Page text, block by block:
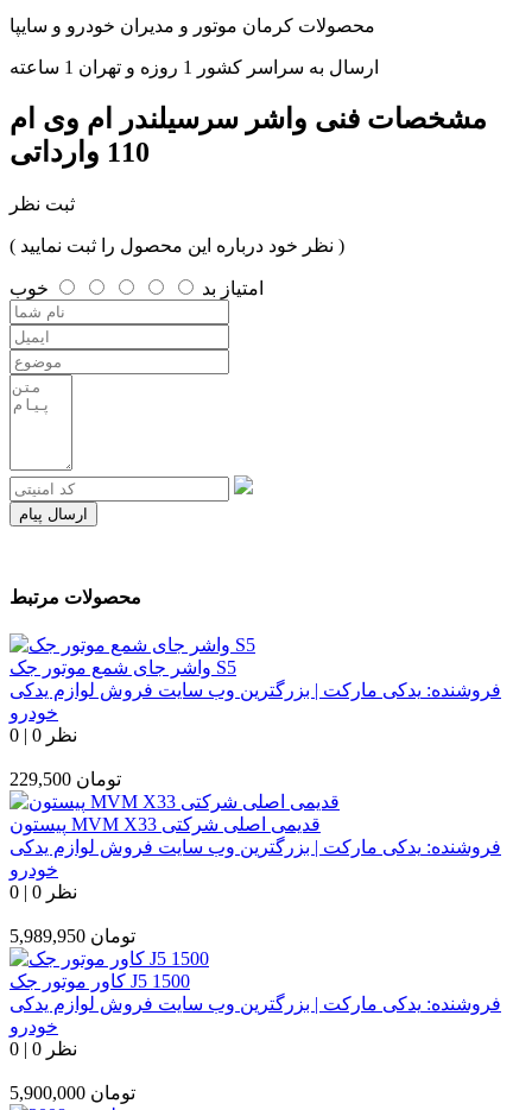
محصولات کرمان موتور و مدیران خودرو و سایپا
ارسال به سراسر کشور 1 روزه و تهران 1 ساعته
مشخصات فنی واشر سرسیلندر ام وی ام
110 وارداتی
ثبت نظر
( نظر خود درباره این محصول را ثبت نمایید )
امتیاز بد خوب
ارسال پیام
محصولات مرتبط
واشر جای شمع موتور جک S5
فروشنده: یدکی مارکت | بزرگترین وب سایت فروش لوازم یدکی
خودرو
0 | 0 نظر
229,500 تومان
پیستون MVM X33 قدیمی اصلی شرکتی
فروشنده: یدکی مارکت | بزرگترین وب سایت فروش لوازم یدکی
خودرو
0 | 0 نظر
5,989,950 تومان
کاور موتور جک J5 1500
فروشنده: یدکی مارکت | بزرگترین وب سایت فروش لوازم یدکی
خودرو
0 | 0 نظر
5,900,000 تومان